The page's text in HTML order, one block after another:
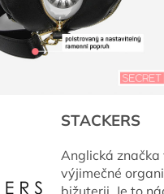
STACKERS
Anglická
výjimečné
bižuterii. Je to